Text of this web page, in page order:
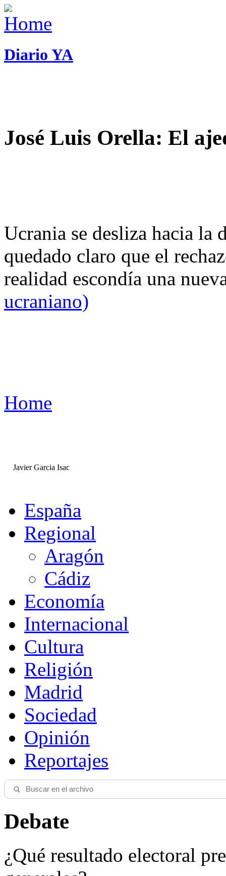
Diario YA
José Luis Orella: El
Ucrania se desliza hacia
quedado claro que el
realidad escondía una
ucraniano)
Home
Javier Garcia Isac
España
Regional
Aragón
Cádiz
Economía
Internacional
Cultura
Religión
Madrid
Sociedad
Opinión
Reportajes
Debate
¿Qué resultado electoral